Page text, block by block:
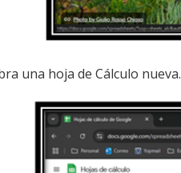
una hoja de Cálculo nueva.